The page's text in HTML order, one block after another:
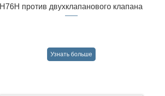
H76H против двухклапанового клапана
Узнать больше